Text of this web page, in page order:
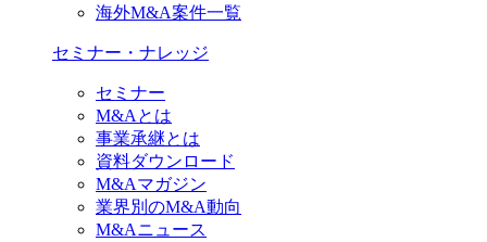
海外M&A案件一覧
セミナー・ナレッジ
セミナー
M&Aとは
事業承継とは
資料ダウンロード
M&Aマガジン
業界別のM&A動向
M&Aニュース